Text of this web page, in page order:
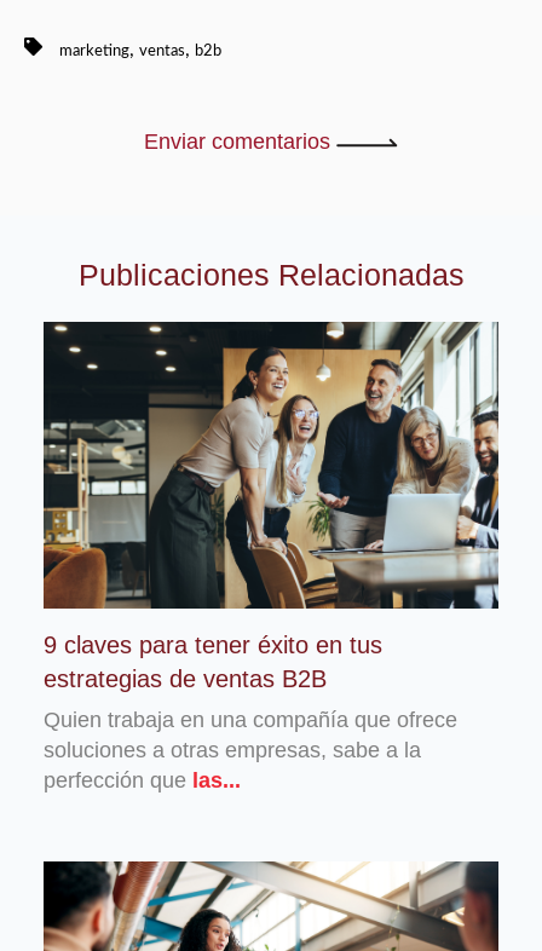
marketing, ventas, b2b
Enviar comentarios
Publicaciones Relacionadas
9 claves para tener éxito en tus
estrategias de ventas B2B
Quien trabaja en una compañía que ofrece
soluciones a otras empresas, sabe a la
perfección que las...